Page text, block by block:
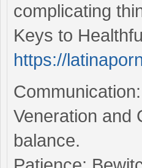
complicating
Keys to
https://
Veneration and
balance.